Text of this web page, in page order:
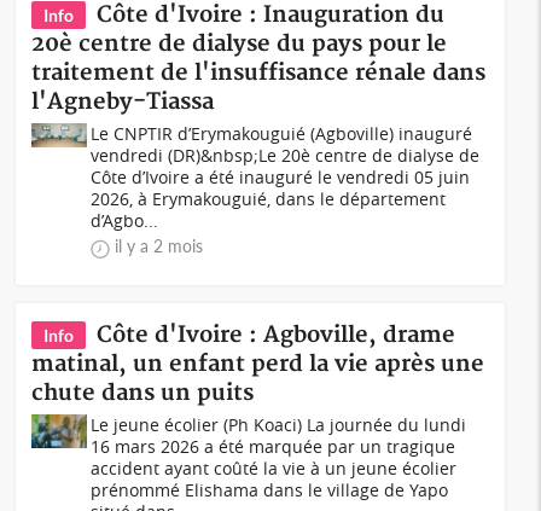
Info
Côte d'Ivoire : Inauguration du
20è centre de dialyse du pays pour le
traitement de l'insuffisance rénale dans
l'Agneby-Tiassa
Le CNPTIR d’Erymakouguié (Agboville) inauguré
vendredi (DR)&nbsp;Le 20è centre de dialyse de
Côte d’Ivoire a été inauguré le vendredi 05 juin
2026, à Erymakouguié, dans le département
d’Agbo...
il y a 2 mois
Info
Côte d'Ivoire : Agboville, drame
matinal, un enfant perd la vie après une
chute dans un puits
Le jeune écolier (Ph Koaci) La journée du lundi
16 mars 2026 a été marquée par un tragique
accident ayant coûté la vie à un jeune écolier
prénommé Elishama dans le village de Yapo